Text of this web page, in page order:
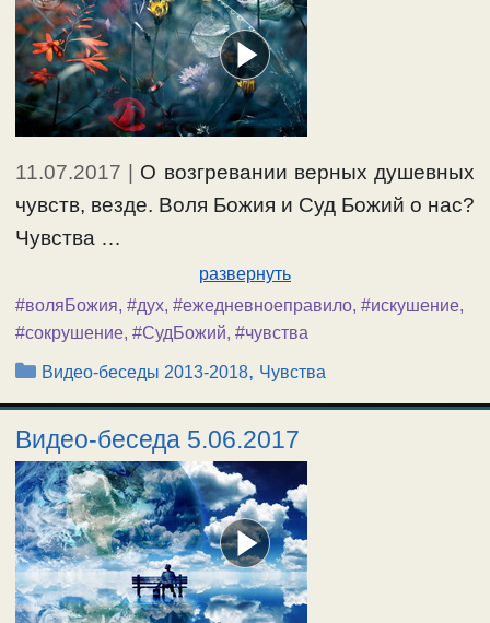
11.07.2017
О возгревании верных душевных
чувств, везде. Воля Божия и Суд Божий о нас?
Чувства …
развернуть
#воляБожия, #дух, #ежедневноеправило, #искушение,
#сокрушение, #СудБожий, #чувства
Рубрики
Видео-беседы 2013-2018, Чувства
Видео-беседа 5.06.2017